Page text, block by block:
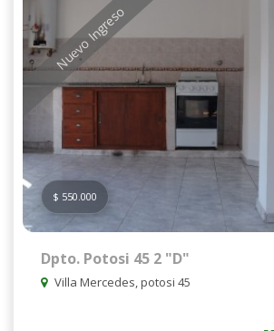
Nuevo Ingreso
$ 550.000
Dpto. Potosi 45 2 "D"
Villa Mercedes, potosi 45